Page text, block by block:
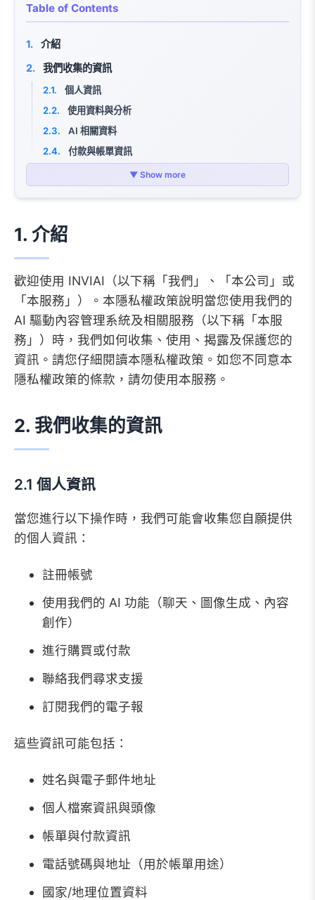
Table of Contents
1.
介紹
2.
我們收集的資訊
2.1.
個人資訊
2.2.
使用資料與分析
2.3.
AI 相關資料
2.4.
付款與帳單資訊
我們如何使用您的資訊
3.3.
3.4.
4. AI 資料處理與第三方供應商
4.1. AI 服務供應商
4.2.
與 AI 供應商的資料分享
4.3.
資料處理地點
5. 資料安全與保護
5.1. 安全措施
5.3.
付款安全
6. 資料保留與刪除
6.2.
資料刪除
7. 您的權利與選擇
7.1. 存取與控制
8.
國際資料傳輸
9.
兒童隱私
Cookies 與追蹤技術
11.
第三方服務
業務轉移
15. 聯絡資訊
▼ Show more
1. 介紹
歡迎使用 INVIAI（以下稱「我們」、「本公司」或
「本服務」）。本隱私權政策說明當您使用我們的
AI 驅動內容管理系統及相關服務（以下稱「本服
務」）時，我們如何收集、使用、揭露及保護您的
資訊。請您仔細閱讀本隱私權政策。如您不同意本
隱私權政策的條款，請勿使用本服務。
2. 我們收集的資訊
2.1 個人資訊
當您進行以下操作時，我們可能會收集您自願提供
的個人資訊：
註冊帳號
使用我們的 AI 功能（聊天、圖像生成、內容
創作）
進行購買或付款
聯絡我們尋求支援
訂閱我們的電子報
這些資訊可能包括：
姓名與電子郵件地址
個人檔案資訊與頭像
帳單與付款資訊
電話號碼與地址（用於帳單用途）
國家/地理位置資料